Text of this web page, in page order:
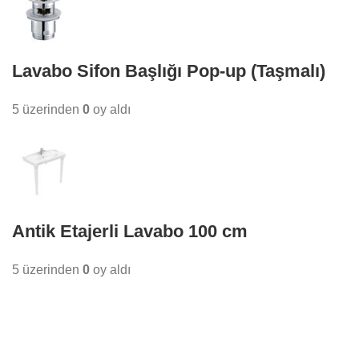
Lavabo Sifon Başlığı Pop-up (Taşmalı)
5 üzerinden 0 oy aldı
Antik Etajerli Lavabo 100 cm
5 üzerinden 0 oy aldı